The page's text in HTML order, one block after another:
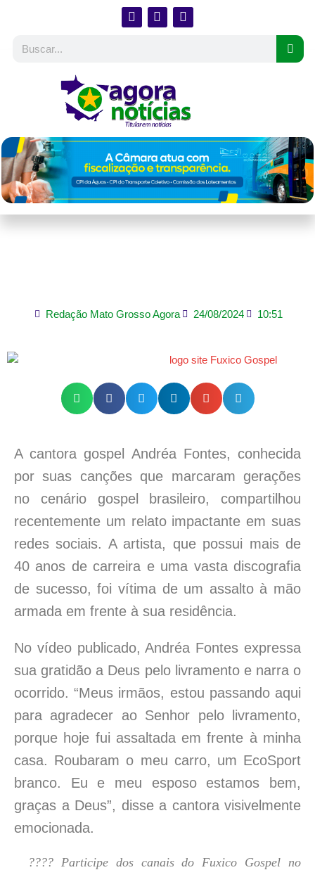
Redação Mato Grosso Agora 24/08/2024 10:51
A cantora gospel Andréa Fontes, conhecida
por suas canções que marcaram gerações
no cenário gospel brasileiro, compartilhou
recentemente um relato impactante em suas
redes sociais. A artista, que possui mais de
40 anos de carreira e uma vasta discografia
de sucesso, foi vítima de um assalto à mão
armada em frente à sua residência.
No vídeo publicado, Andréa Fontes expressa
sua gratidão a Deus pelo livramento e narra o
ocorrido. “Meus irmãos, estou passando aqui
para agradecer ao Senhor pelo livramento,
porque hoje fui assaltada em frente à minha
casa. Roubaram o meu carro, um EcoSport
branco. Eu e meu esposo estamos bem,
graças a Deus”, disse a cantora visivelmente
emocionada.
???? Participe dos canais do Fuxico Gospel no